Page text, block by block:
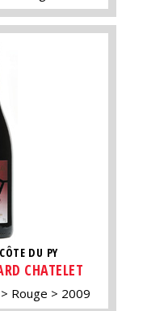
DU PY
CHATELET
Rouge 2009